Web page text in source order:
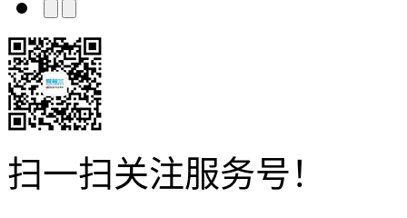
扫一扫关注服务号！